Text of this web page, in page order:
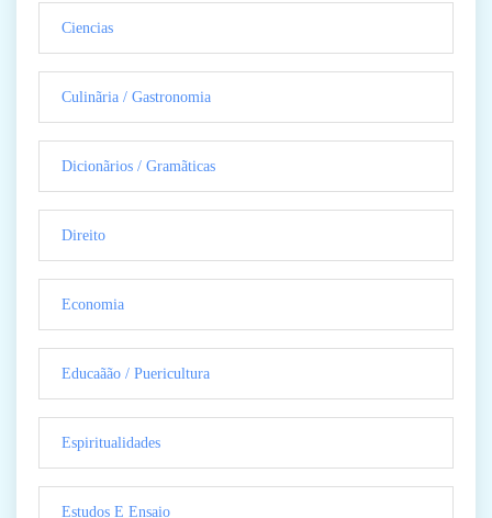
Ciencias
Culinãria / Gastronomia
Dicionãrios / Gramãticas
Direito
Economia
Educaãão / Puericultura
Espiritualidades
Estudos E Ensaio